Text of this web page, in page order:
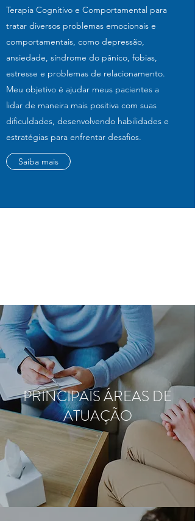
Terapia Cognitivo e Comportamental para
tratar diversos problemas emocionais e
comportamentais, como depressão,
ansiedade, síndrome do pânico, fobias,
estresse e problemas de relacionamento.
Meu objetivo é ajudar meus pacientes a
lidar de maneira mais positiva com suas
dificuldades, desenvolvendo habilidades e
estratégias para enfrentar desafios.
Saiba mais
PRINCIPAIS ÁREAS DE
ATUAÇÃO